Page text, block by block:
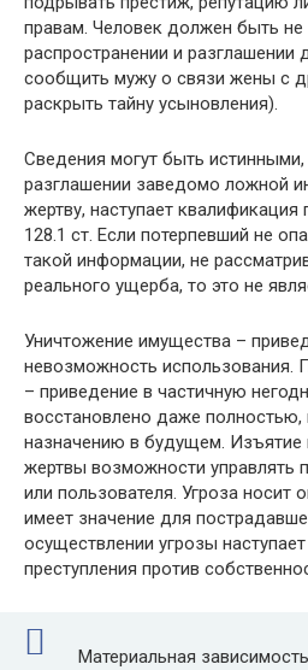
правам. Человек должен быть не
распространении и разглашении
сообщить мужу о связи жены с
раскрыть тайну усыновления).
Сведения могут быть
разглашении заведомо ложной
жертву, наступает квалификация
128.1 ст. Если потерпевший не
такой информации, не
реального ущерба, то это не
Уничтожение имущества –
невозможность использования.
– приведение в частичную
восстановлено даже полностью,
назначению в будущем.
жертвы возможности управлять
или пользователя. Угроза носит
имеет значение для
осуществлении угрозы
преступления против
Материальная